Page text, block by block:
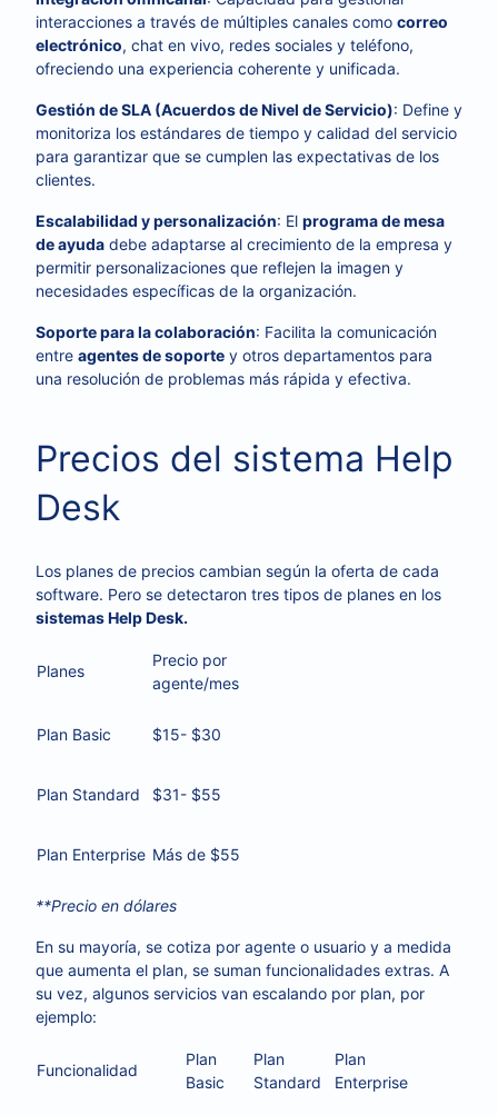
interacciones a través de múltiples canales como correo
electrónico, chat en vivo, redes sociales y teléfono,
ofreciendo una experiencia coherente y unificada.
Gestión de SLA (Acuerdos de Nivel de Servicio): Define y
monitoriza los estándares de tiempo y calidad del servicio
para garantizar que se cumplen las expectativas de los
clientes.
Escalabilidad y personalización: El programa de mesa
de ayuda debe adaptarse al crecimiento de la empresa y
permitir personalizaciones que reflejen la imagen y
necesidades específicas de la organización.
Soporte para la colaboración: Facilita la comunicación
entre agentes de soporte y otros departamentos para
una resolución de problemas más rápida y efectiva.
Precios del sistema Help
Desk
Los planes de precios cambian según la oferta de cada
software. Pero se detectaron tres tipos de planes en los
sistemas Help Desk.
Planes
Precio por
agente/mes
Plan Basic $15- $30
Plan Standard $31- $55
Plan Enterprise Más de $55
**Precio en dólares
En su mayoría, se cotiza por agente o usuario y a medida
que aumenta el plan, se suman funcionalidades extras. A
su vez, algunos servicios van escalando por plan, por
ejemplo:
Funcionalidad
Plan
Basic
Plan
Standard
Plan
Enterprise